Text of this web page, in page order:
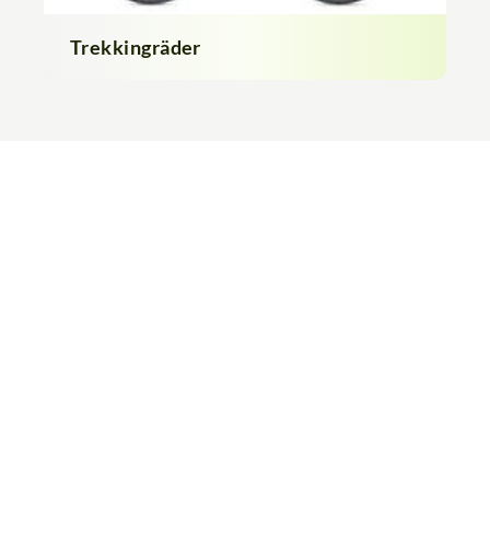
Trekkingräder